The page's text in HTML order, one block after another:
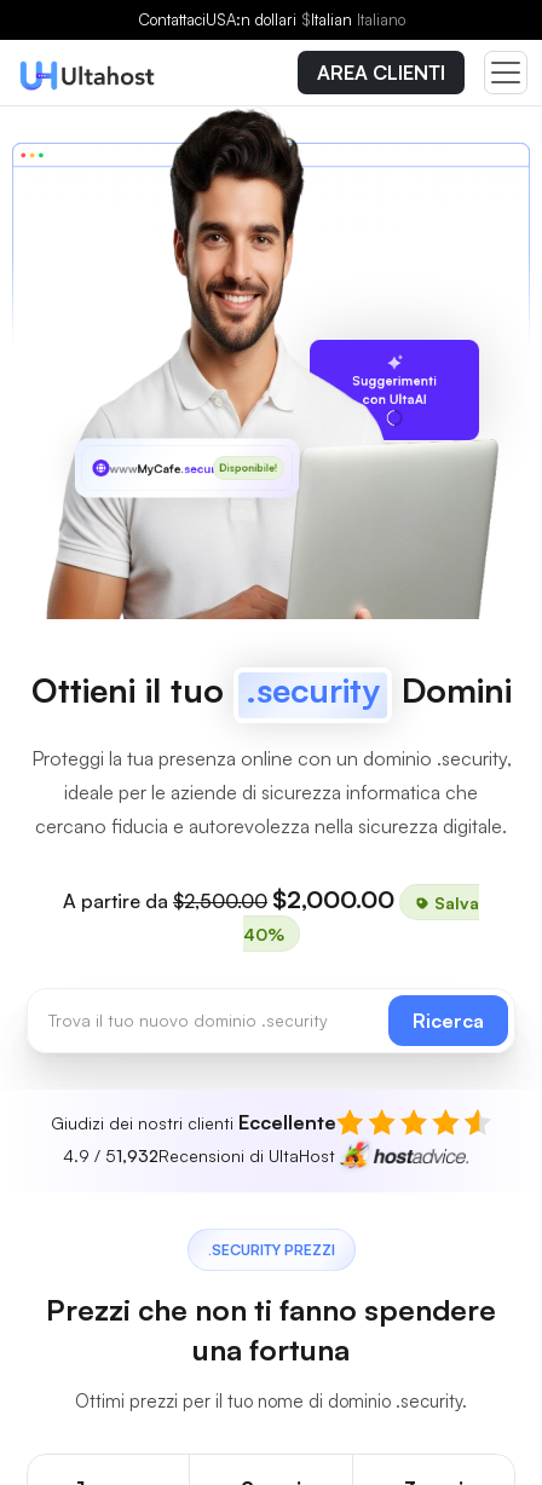
ContattaciUSA:n dollari $Italian Italiano
AREA CLIENTI
Suggerimenti
con UltaAI
wwwMyCafe.securityDisponibile!
Ottieni il tuo .security Domini
Proteggi la tua presenza online con un dominio .security,
ideale per le aziende di sicurezza informatica che
cercano fiducia e autorevolezza nella sicurezza digitale.
A partire da $2,500.00 $2,000.00
Salva
40%
Ricerca
Giudizi dei nostri clienti Eccellente
4.9 / 51,932Recensioni di UltaHost
.SECURITY PREZZI
Prezzi che non ti fanno spendere
una fortuna
Ottimi prezzi per il tuo nome di dominio .security.